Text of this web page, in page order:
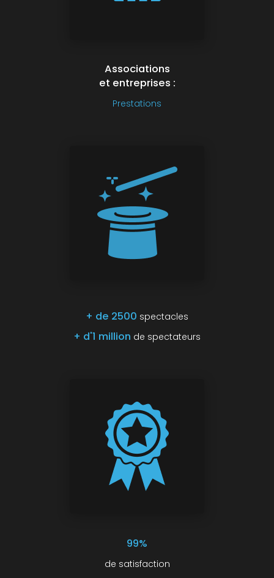
Associations
et entreprises :
Prestations
+ de 2500 spectacles
+ d'1 million de spectateurs
99%
de satisfaction